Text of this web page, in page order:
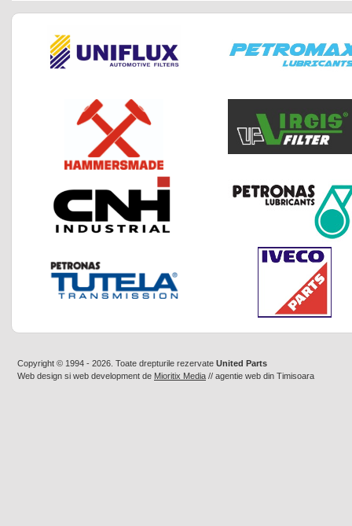
Copyright © 1994 - 2026. Toate drepturile rezervate United Parts
Web design si web development de Mioritix Media // agentie web din Timisoara